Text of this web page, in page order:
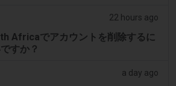
22 hours ago
Africaでアカウントを削除するに
すか？
a day ago